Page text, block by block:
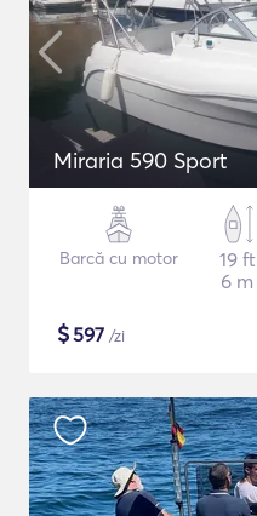
Miraria 590 Sport
Barcă cu motor
19 ft
6 m
$597 /zi